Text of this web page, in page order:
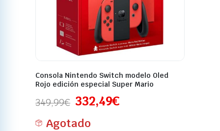
Consola Nintendo Switch modelo Oled
Rojo edición especial Super Mario
349,99€ 332,49€
Agotado